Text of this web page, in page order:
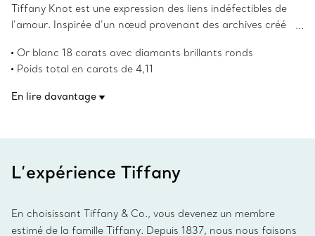
Tiffany Knot est une expression des liens indéfectibles de
l’amour. Inspirée d’un nœud provenant des archives créé
inébranlables et des liens profonds de la vie. Ce bracelet
confectionné avec de l’or blanc est poli à la main pour une
la main en exploitant des angles précis pour maximiser la
sélectionnés pour satisfaire aux normes élevées de
bracelets que vous portez au quotidien pour une allure
audacieuse.
Or blanc 18 carats avec diamants brillants ronds
Poids total en carats de 4,11
Convient aux poignets mesurant jusqu’à 15,9 cm (6,25 po)
L’or blanc 18 carats de Tiffany est plaqué de rhodium pour
en conserver l’éclat.
En lire davantage
L’expérience Tiffany
En choisissant Tiffany & Co., vous devenez un membre
estimé de la famille Tiffany. Depuis 1837, nous nous faisons